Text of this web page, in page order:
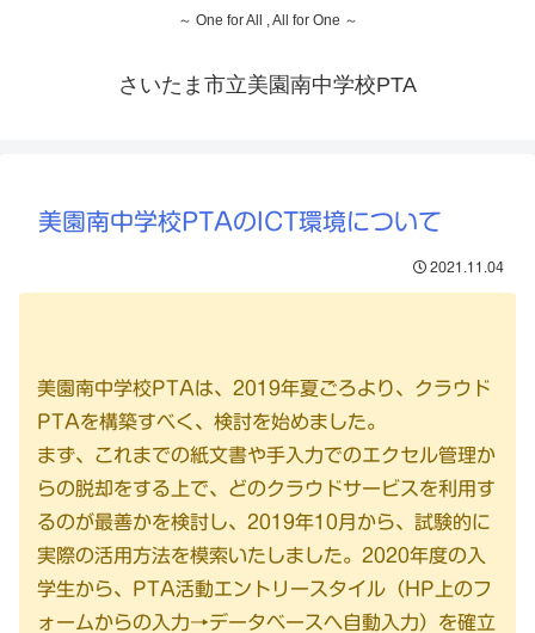
～ One for All , All for One ～
さいたま市立美園南中学校PTA
美園南中学校PTAのICT環境について
2021.11.04
美園南中学校PTAは、2019年夏ごろより、クラウド
PTAを構築すべく、検討を始めました。
まず、これまでの紙文書や手入力でのエクセル管理か
らの脱却をする上で、どのクラウドサービスを利用す
るのが最善かを検討し、2019年10月から、試験的に
実際の活用方法を模索いたしました。2020年度の入
学生から、PTA活動エントリースタイル（HP上のフ
ォームからの入力→データベースへ自動入力）を確立